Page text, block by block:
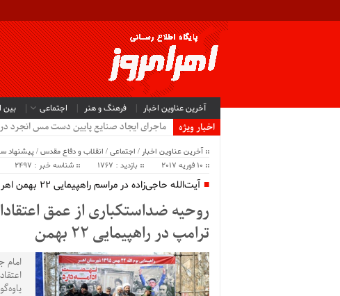
آخرین عناوین اخبار فرهنگ و هنر اجتماعی بین
اخبار ویژه
ماجرای ایجاد صنایع پایین دست مس
آخرین عناوین اخبار / اجتماعی/ انقلاب و دفاع مقدس/پیشنهاد
10 فوریه 2017
بازدید : 1767 شناسه خبر : 2497
آیت‌الله حاجی‌زاده در مراسم راهپیمایی 22 بهمن اهر:
روحیه ضداستکباری از عمق
ترامپ در راهپیمایی 22 بهمن
امام